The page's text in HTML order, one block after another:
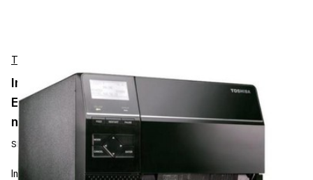
Toshiba
Impresora de Etiquetas Industrial Toshiba B-
EX6T3-GS12 Lista para RFID, 6", 200 dpi, 300
mm/s, USB/LAN, Plana
SKU:
Impresora de Etiquetas Toshiba Tec B-EX6T3 — una robusta